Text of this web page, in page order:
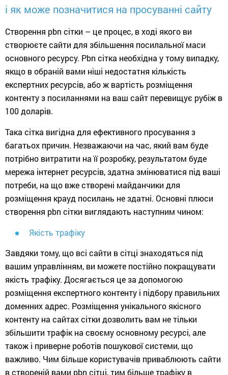
і як може позначитися на просуванні сайту
Створення pbn сітки – це процес, в ході якого ви
створюєте сайти для збільшення посилальної маси
основного ресурсу. Pbn сітка необхідна у тому випадку,
якщо в обраній вами ніші недостатня кількість
експертних ресурсів, або ж вартість розміщення
контенту з посиланнями на ваш сайт перевищує рубіж в
100 доларів.
Така сітка вигідна для ефективного просування з
багатьох причин. Незважаючи на час, який вам буде
потрібно витратити на її розробку, результатом буде
мережа інтернет ресурсів, здатна змінюватися під ваші
потреби, на що вже створені майданчики для
розміщення крауд ​​посилань не здатні. Основні плюси
створення pbn сітки виглядають наступним чином:
Якість трафіку
Завдяки тому, що всі сайти в сітці знаходяться під
вашим управлінням, ви можете постійно покращувати
якість трафіку. Досягається це за допомогою
розміщення експертного контенту і підбору правильних
доменних адрес. Розміщення унікального якісного
контенту на сайтах сітки дозволить вам не тільки
збільшити трафік на своєму основному ресурсі, але
також і приверне роботів пошукової системи, що
важливо. Чим більше користувачів приваблюють сайти
в створеній вами pbn сітці, тим більше трафіку в